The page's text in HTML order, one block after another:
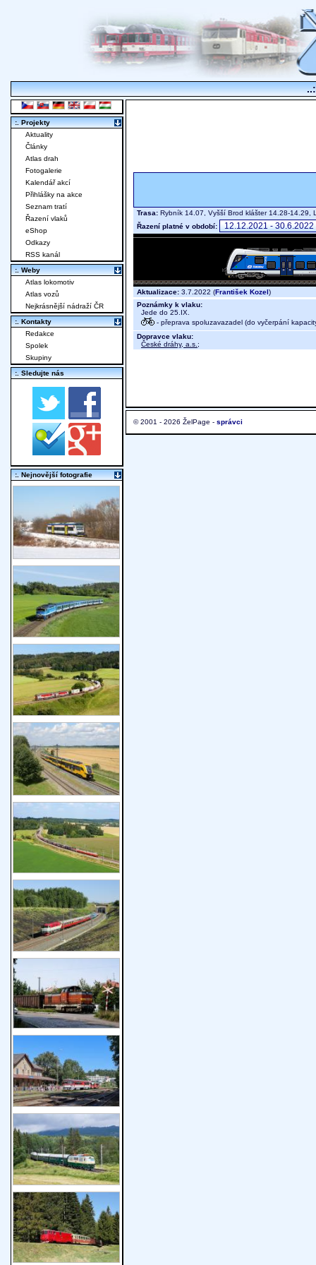
Trasa: Rybník 14.07, Vyšší Brod klášter 14.28-
Řazení platné v období:
Aktualizace: 3.7.2022 (František Kozel)
Poznámky k vlaku:
Jede do 25.IX.
- přeprava spoluzavazadel (do vyčerpání
Dopravce vlaku:
České dráhy, a.s. ;
© 2001 - 2026 ŽelPage - správci
:. Projekty
Aktuality
Články
Atlas drah
Fotogalerie
Kalendář akcí
Přihlášky na akce
Seznam tratí
Řazení vlaků
eShop
Odkazy
RSS kanál
:. Weby
Atlas lokomotiv
Atlas vozů
Nejkrásnější nádraží ČR
:. Kontakty
Redakce
Spolek
Skupiny
:. Sledujte nás
:. Nejnovější fotografie